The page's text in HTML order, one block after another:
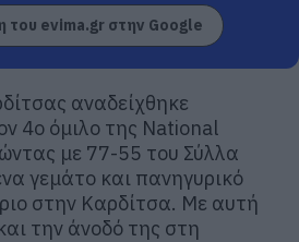
του evima.gr στην Google
αναδείχθηκε
4ο όμιλο της National
με 77-55 του Σύλλα
γεμάτο και πανηγυρικό
στην Καρδίτσα. Με αυτή
την άνοδό της στη